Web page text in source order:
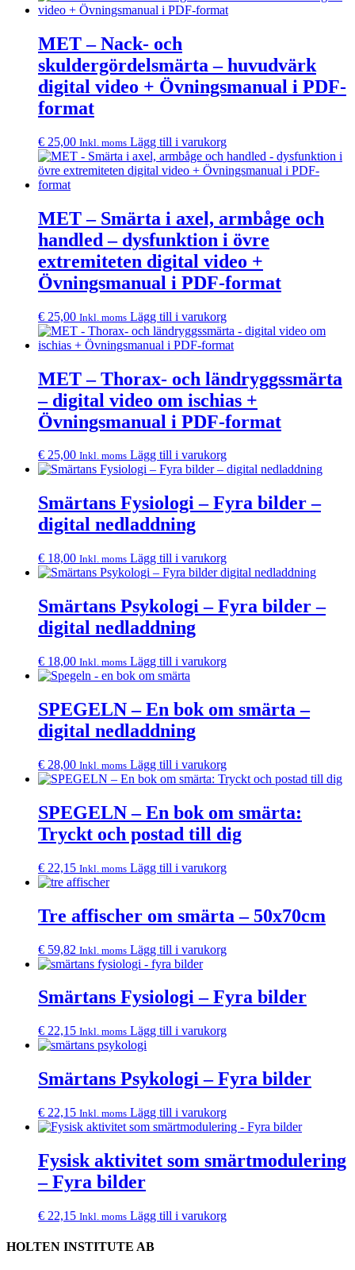
MET – Nack- och
skuldergördelsmärta – huvudvärk
digital video + Övningsmanual i PDF-
format
€ 25,00 Inkl. moms Lägg till i varukorg
MET – Smärta i axel, armbåge och
handled – dysfunktion i övre
extremiteten digital video +
Övningsmanual i PDF-format
€ 25,00 Inkl. moms Lägg till i varukorg
MET – Thorax- och ländryggssmärta
– digital video om ischias +
Övningsmanual i PDF-format
€ 25,00 Inkl. moms Lägg till i varukorg
Smärtans Fysiologi – Fyra bilder –
digital nedladdning
€ 18,00 Inkl. moms Lägg till i varukorg
Smärtans Psykologi – Fyra bilder –
digital nedladdning
€ 18,00 Inkl. moms Lägg till i varukorg
SPEGELN – En bok om smärta –
digital nedladdning
€ 28,00 Inkl. moms Lägg till i varukorg
SPEGELN – En bok om smärta:
Tryckt och postad till dig
€ 22,15 Inkl. moms Lägg till i varukorg
Tre affischer om smärta – 50x70cm
€ 59,82 Inkl. moms Lägg till i varukorg
Smärtans Fysiologi – Fyra bilder
€ 22,15 Inkl. moms Lägg till i varukorg
Smärtans Psykologi – Fyra bilder
€ 22,15 Inkl. moms Lägg till i varukorg
Fysisk aktivitet som smärtmodulering
– Fyra bilder
€ 22,15 Inkl. moms Lägg till i varukorg
HOLTEN INSTITUTE AB